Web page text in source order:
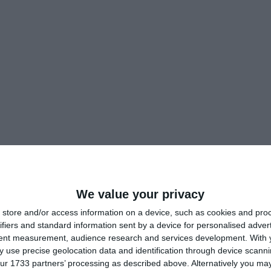
We value your privacy
store and/or access information on a device, such as cookies and
and standard information sent by a device for personalised
measurement, audience research and services development. With
use precise geolocation data and identification through device
1733 partners’ processing as described above. Alternatively you
şi Arheologie Constanţa,Lavinia Dumitraşcu, muzeograf în
profesorAnca Constantin, fiica istoricululAdrian V.
Ion Stelian- deputat USR, reprezentaţi aiInspectoratului
Inspectoratului de Jandarmi al judetului Constanţa,
care a scris Imnul Dobrogei, Nicolae Artion, preşedintele
în rezervăGelaledin Nezir,Consilier al ministrului